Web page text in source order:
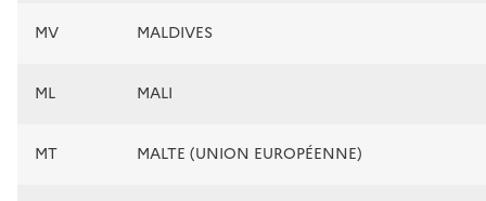
MV MALDIVES
ML MALI
MT MALTE (UNION EUROPÉENNE)